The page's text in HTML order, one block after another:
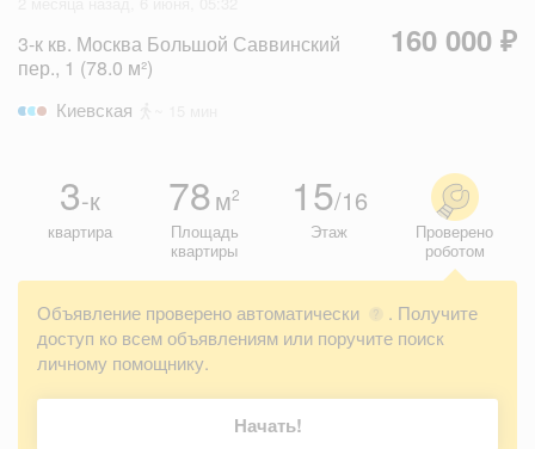
3-к кв. Москва Большой Саввинский
пер., 1 (78.0 м²)
160 000 ₽
Киевская
3-к
квартира
78м2
Площадь
квартиры
15/16
Этаж
Проверено
роботом
Объявление проверено автоматически ?
. Получите
доступ ко всем объявлениям или поручите поиск
личному помощнику.
Начать!